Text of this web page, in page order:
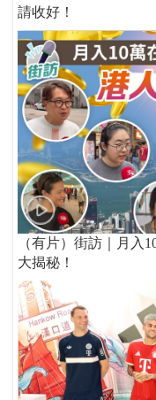
請收好！
（有片）街訪｜月入
大揭秘！